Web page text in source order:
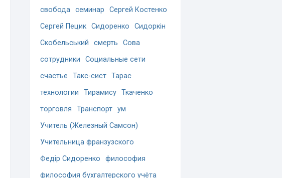
свобода семинар
Сергей Костенко
Сергей Пецик Сидоренко
Сидоркін
Скобельський
смерть
Сова
сотрудники
Социальные сети
счастье
Такс-сист Тарас
технологии
Тирамису Ткаченко
торговля
Транспорт ум
Учитель (Железный Самсон)
Учительница франзузского
Федір Сидоренко
философия
философия бухгалтерского учёта